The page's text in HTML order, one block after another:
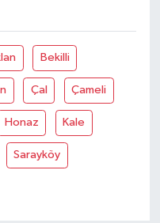
Bekilli
Çal Çameli
Honaz Kale
Sarayköy